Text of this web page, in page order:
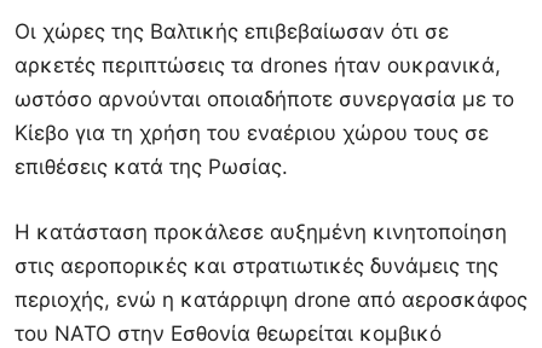
Οι χώρες της Βαλτικής επιβεβαίωσαν ότι σε
αρκετές περιπτώσεις τα drones ήταν ουκρανικά,
ωστόσο αρνούνται οποιαδήποτε συνεργασία με το
Κίεβο για τη χρήση του εναέριου χώρου τους σε
επιθέσεις κατά της Ρωσίας.
Η κατάσταση προκάλεσε αυξημένη κινητοποίηση
στις αεροπορικές και στρατιωτικές δυνάμεις της
περιοχής, ενώ η κατάρριψη drone από αεροσκάφος
του ΝΑΤΟ στην Εσθονία θεωρείται κομβικό